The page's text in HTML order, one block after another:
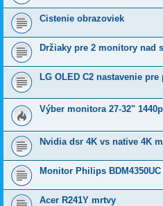
Cistenie obrazoviek
Držiaky pre 2 monitory nad
LG OLED C2 nastavenie pre
Výber monitora 27-32"
Nvidia dsr 4K vs native 4K
Monitor Philips
Acer R241Y mrtvy